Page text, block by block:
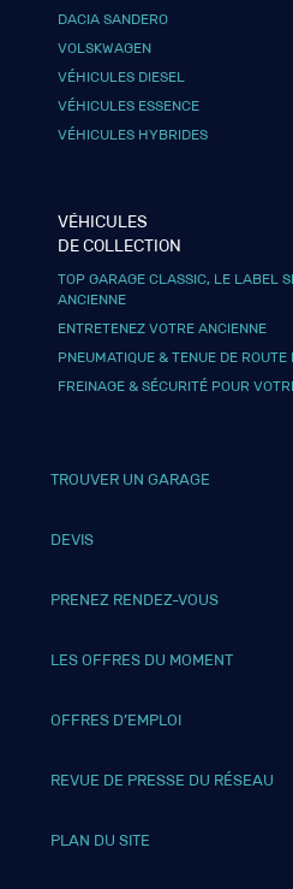
DACIA SANDERO
VOLSKWAGEN
VÉHICULES DIESEL
VÉHICULES ESSENCE
VÉHICULES HYBRIDES
VÉHICULES
DE COLLECTION
TOP GARAGE CLASSIC, LE LABEL
ANCIENNE
ENTRETENEZ VOTRE ANCIENNE
PNEUMATIQUE & TENUE DE
FREINAGE & SÉCURITÉ POUR
TROUVER UN GARAGE
DEVIS
PRENEZ RENDEZ-VOUS
LES OFFRES DU MOMENT
OFFRES D’EMPLOI
REVUE DE PRESSE DU RÉSEAU
PLAN DU SITE